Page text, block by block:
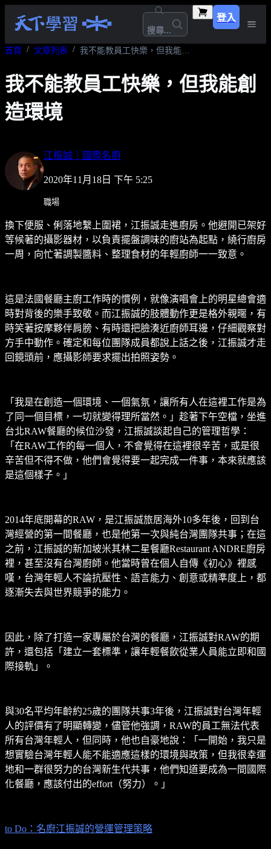
搜尋...
登入
首頁 文章列表 我不能教員工快樂，但我能創造環境
我不能教員工快樂，但我能創
造環境
江振誠｜國際名廚
2020年11月18日 下午 5:25
職場
換下便服、俐落地繫上圍裙，江振誠走進廚房。他避開已架好
等候著的攝影器材，以負責擺盤調味的廚站為起點，繞行廚房
一周，向忙著調製醬料、整理食材的年輕廚師一一致意。
這是法國餐廳主廚工作時的慣例，就像演唱會上的明星總會適
時對背後的樂手致敬。而江振誠的肢體動作更是格外親暱，有
時笑著按摩夥伴肩膀、有時還把臉湊近廚師耳邊，仔細觀察對
方手中動作。確定和每位團隊成員都說上話之後，江振誠才走
回鏡頭前，應攝影師要求擺出拍照姿勢。
「我是在創造一個環境、一個氣氛，讓所有人在這裡工作是為
了同一個目標，一切就變得理所當然。」趁著下午空檔，坐進
台北RAW餐廳的候位沙發，江振誠談起自己的管理哲學：
「在RAW工作的每一個人，不會覺得在這裡很辛苦，或是很
辛苦但不得不做，他們會覺得要一起完成一件事，本來就應該
是這個樣子。」
2014年底開幕的RAW，是江振誠旅居海外10多年後，回到台
灣經營的第一間餐廳，也是他第一次與純台灣團隊共事；在這
之前，江振誠的新加坡米其林二星餐廳Restaurant ANDRE廚房
裡，甚至沒有台灣廚師。他當時曾在個人自傳《初心》裡感
嘆，台灣年輕人不論抗壓性、語言能力、創意或精準度上，都
逐漸失去與世界競爭的能力。
因此，除了打造一家專屬於台灣的餐廳，江振誠對RAW的期
許，還包括「建立一套標準，讓年輕餐飲從業人員能立即和國
際接軌」。
與30名平均年齡約25歲的團隊共事3年後，江振誠對台灣年輕
人的評價有了明顯轉變，儘管他強調，RAW的員工無法代表
所有台灣年輕人，但同時，他也自豪地說：「一開始，我只是
想實驗台灣年輕人能不能適應這樣的環境與政策，但我很幸運
地和一群很努力的台灣新生代共事，他們知道要成為一間國際
化餐廳，應該付出的effort（努力）。」
to Do：名廚江振誠的營運管理策略